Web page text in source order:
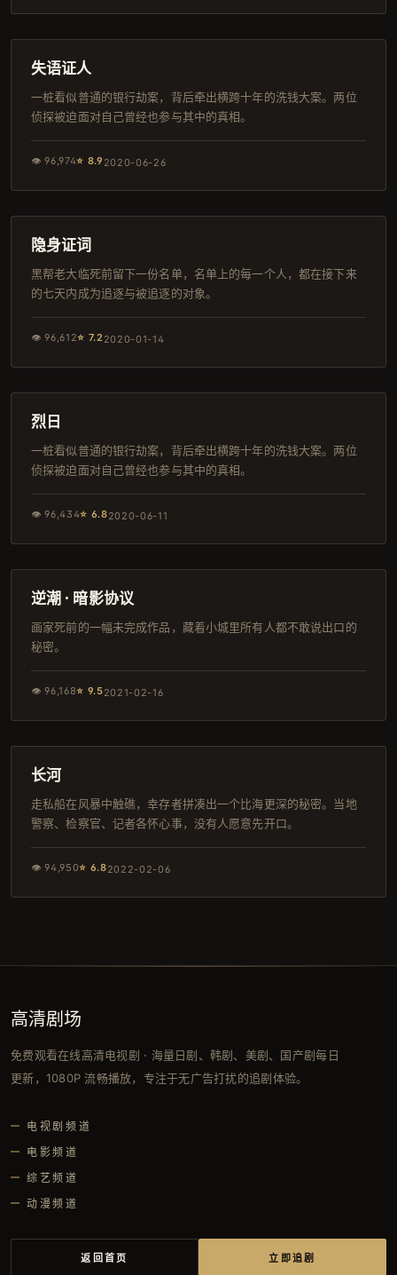
4K
失语证人
一桩看似普通的银行劫案，背后牵出横跨十年的洗钱大案。两位
侦探被迫面对自己曾经也参与其中的真相。
👁96,974⭐ 8.9 2020-06-26
独播
隐身证词
黑帮老大临死前留下一份名单，名单上的每一个人，都在接下来
的七天内成为追逐与被追逐的对象。
👁96,612⭐ 7.22020-01-14
热播
烈日
一桩看似普通的银行劫案，背后牵出横跨十年的洗钱大案。两位
侦探被迫面对自己曾经也参与其中的真相。
👁96,434⭐ 6.82020-06-11
日本
逆潮 · 暗影协议
画家死前的一幅未完成作品，藏着小城里所有人都不敢说出口的
秘密。
👁96,168⭐ 9.52021-02-16
高分
长河
走私船在风暴中触礁，幸存者拼凑出一个比海更深的秘密。当地
警察、检察官、记者各怀心事，没有人愿意先开口。
👁94,950⭐ 6.82022-02-06
高清剧场
免费观看在线高清电视剧 · 海量日剧、韩剧、美剧、国产剧每日
更新，1080P 流畅播放，专注于无广告打扰的追剧体验。
电视剧频道
电影频道
综艺频道
动漫频道
返回首页 立即追剧